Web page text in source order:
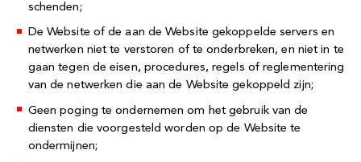
schenden;
De Website of de aan de Website gekoppelde servers en
netwerken niet te verstoren of te onderbreken, en niet in te
gaan tegen de eisen, procedures, regels of reglementering
van de netwerken die aan de Website gekoppeld zijn;
Geen poging te ondernemen om het gebruik van de
diensten die voorgesteld worden op de Website te
ondermijnen;